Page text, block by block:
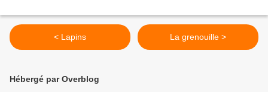
< Lapins La grenouille >
Hébergé par Overblog